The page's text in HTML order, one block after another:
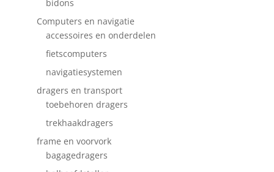
bidons
Computers en navigatie
accessoires en onderdelen
fietscomputers
navigatiesystemen
dragers en transport
toebehoren dragers
trekhaakdragers
frame en voorvork
bagagedragers